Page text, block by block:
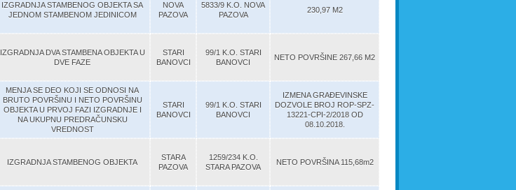
IZGRADNJA STAMBENOG OBJEKTA SA
JEDNOM STAMBENOM JEDINICOM
NOVA
PAZOVA
5833/9 K.O. NOVA
PAZOVA
230,97 M2
IZGRADNJA DVA STAMBENA OBJEKTA U
DVE FAZE
STARI
BANOVCI
99/1 K.O. STARI
BANOVCI
NETO POVRŠINE 267,66 M2
MENJA SE DEO KOJI SE ODNOSI NA
BRUTO POVRŠINU I NETO POVRŠINU
OBJEKTA U PRVOJ FAZI IZGRADNJE I
NA UKUPNU PREDRAČUNSKU
VREDNOST
STARI
BANOVCI
99/1 K.O. STARI
BANOVCI
IZMENA GRAĐEVINSKE
DOZVOLE BROJ ROP-SPZ-
13221-CPI-2/2018 OD
08.10.2018.
IZGRADNJA STAMBENOG OBJEKTA
STARA
PAZOVA
1259/234 K.O.
STARA PAZOVA
NETO POVRŠINA 115,68m2